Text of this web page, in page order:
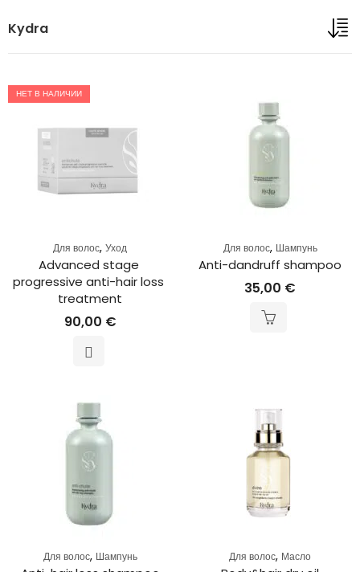
Kydra
НЕТ В НАЛИЧИИ
Для волос, Уход
Advanced stage
progressive anti-hair loss
treatment
90,00 €
Для волос, Шампунь
Anti-dandruff shampoo
35,00 €
Для волос, Шампунь Для волос, Масло